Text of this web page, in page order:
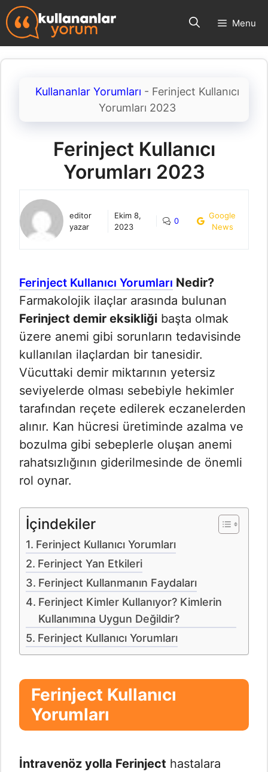
İçeriğe
atla
Menu
Kullananlar Yorumları - Ferinject Kullanıcı
Yorumları 2023
Ferinject Kullanıcı
Yorumları 2023
editor
yazar
Ekim 8,
2023
0
Google
News
Ferinject Kullanıcı Yorumları Nedir?
Farmakolojik ilaçlar arasında bulunan
Ferinject demir eksikliği başta olmak
üzere anemi gibi sorunların tedavisinde
kullanılan ilaçlardan bir tanesidir.
Vücuttaki demir miktarının yetersiz
seviyelerde olması sebebiyle hekimler
tarafından reçete edilerek eczanelerden
alınır. Kan hücresi üretiminde azalma ve
bozulma gibi sebeplerle oluşan anemi
rahatsızlığının giderilmesinde de önemli
rol oynar.
İçindekiler
Ferinject Kullanıcı Yorumları
Ferinject Yan Etkileri
Ferinject Kullanmanın Faydaları
Ferinject Kimler Kullanıyor? Kimlerin
Kullanımına Uygun Değildir?
Ferinject Kullanıcı Yorumları
Ferinject Kullanıcı
Yorumları
İntravenöz yolla Ferinject hastalara